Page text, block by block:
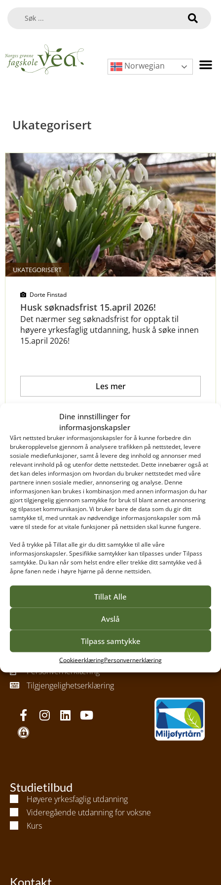
Dine innstillinger for
informasjonskapsler
Vårt nettsted bruker informasjonskapsler for å kunne forbedre din
brukeropplevelse gjennom å analysere trafikken på nettstedet, levere
sosiale mediefunksjoner, samt å levere deg innhold og annonser med
relevant innhold på og utenfor dette nettstedet. Dette innebærer også at
det kan deles informasjon om hvordan du bruker nettstedet med våre
partnere innen sosiale medier, annonsering og analyse. Denne
informasjonen kan brukes i kombinasjon med annen informasjon du har
gjort tilgjengelig gjennom samtykke for bruk til blant annet annonsering
og tilpasset kommunikasjon. Vi bruker bare de data som du gir ditt
samtykke til, med unntak av nødvendige informasjonskapsler som må
være til stede for at vitale funksjoner på nettsiden skal kunne fungere.
Ved å trykke på Tillat alle gir du ditt samtykke til alle våre
informasjonskapsler. Spesifikke samtykker kan tilpasses under Tilpass
samtykke. Du kan når som helst endre eller trekke ditt samtykke ved å
åpne fanen nede i høyre hjørne på denne nettsiden.
Tillat Alle
Avslå
Tilpass samtykke
CookieerklæringPersonvernerklæring
Norwegian
Ukategorisert
UKATEGORISERT
Dorte Finstad
Husk søknadsfrist 15.april 2026!
Det nærmer seg søknadsfrist for opptak til
høyere yrkesfaglig utdanning, husk å søke innen
15.april 2026!
Les mer
UKATEGORISERT
speedtest
Les mer
Vea tilbyr høyere yrkesfaglig utdanning for gartnere,
anleggsgartnere, blomsterdekoratører og mange
andre håndverksfag. Vi har studenter som ønsker
spesialkompetanse og utvikling innen sitt fagområde
og derfor tilbyr vi fleksible utdanninger.
Personvernerklæring
Tilgjengelighetserklæring
Studietilbud
Høyere yrkesfaglig utdanning
Videregående utdanning for voksne
Kurs
Kontakt